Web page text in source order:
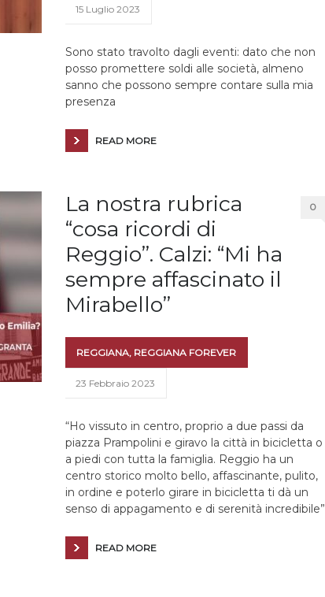
15 Luglio 2023
Sono stato travolto dagli eventi: dato che non
posso promettere soldi alle società, almeno
sanno che possono sempre contare sulla mia
presenza
READ MORE
La nostra rubrica
“cosa ricordi di
Reggio”. Calzi: “Mi ha
sempre affascinato il
Mirabello”
0
REGGIANA, REGGIANA FOREVER
23 Febbraio 2023
“Ho vissuto in centro, proprio a due passi da
piazza Prampolini e giravo la città in bicicletta o
a piedi con tutta la famiglia. Reggio ha un
centro storico molto bello, affascinante, pulito,
in ordine e poterlo girare in bicicletta ti dà un
senso di appagamento e di serenità incredibile”
READ MORE